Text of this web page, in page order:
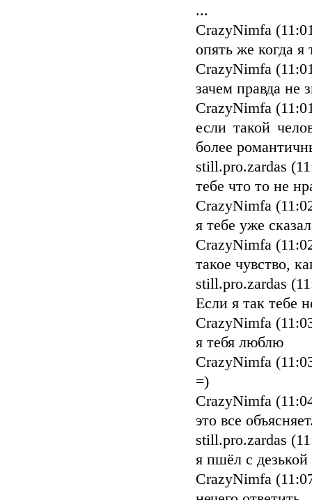
...
CrazyNimfa
опять же когда
CrazyNimfa
зачем правда не
CrazyNimfa
если такой
более
still.pro.zardas
тебе что то не
CrazyNimfa
я тебе уже
CrazyNimfa
такое чувство,
still.pro.zardas
Если я так тебе
CrazyNimfa
я тебя люблю
CrazyNimfa
=)
CrazyNimfa
это все
still.pro.zardas
я пшёл с дезькой
CrazyNimfa